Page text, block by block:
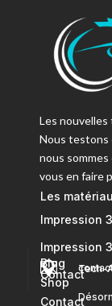
Les
Nous testons
nous
vous en faire
Les
Impression
Impression
Contact
Blog
Shop
Contact

 Tech-